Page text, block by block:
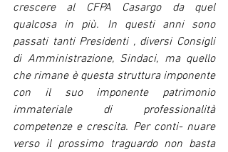
crescere al CFPA Casargo da quel
qualcosa in più. In questi anni sono
passati tanti Presidenti , diversi Consigli
di Amministrazione, Sindaci, ma quello
che rimane è questa struttura imponente
con il suo imponente patrimonio
immateriale di professionalità
competenze e crescita. Per conti- nuare
verso il prossimo traguardo non basta